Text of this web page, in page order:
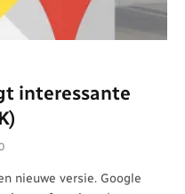
interessante
nieuwe versie. Google